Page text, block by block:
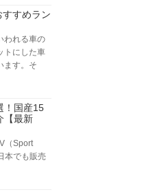
すめラン
われる車の
トにした車
ます。そ
！国産15
【最新
（Sport
本でも販売